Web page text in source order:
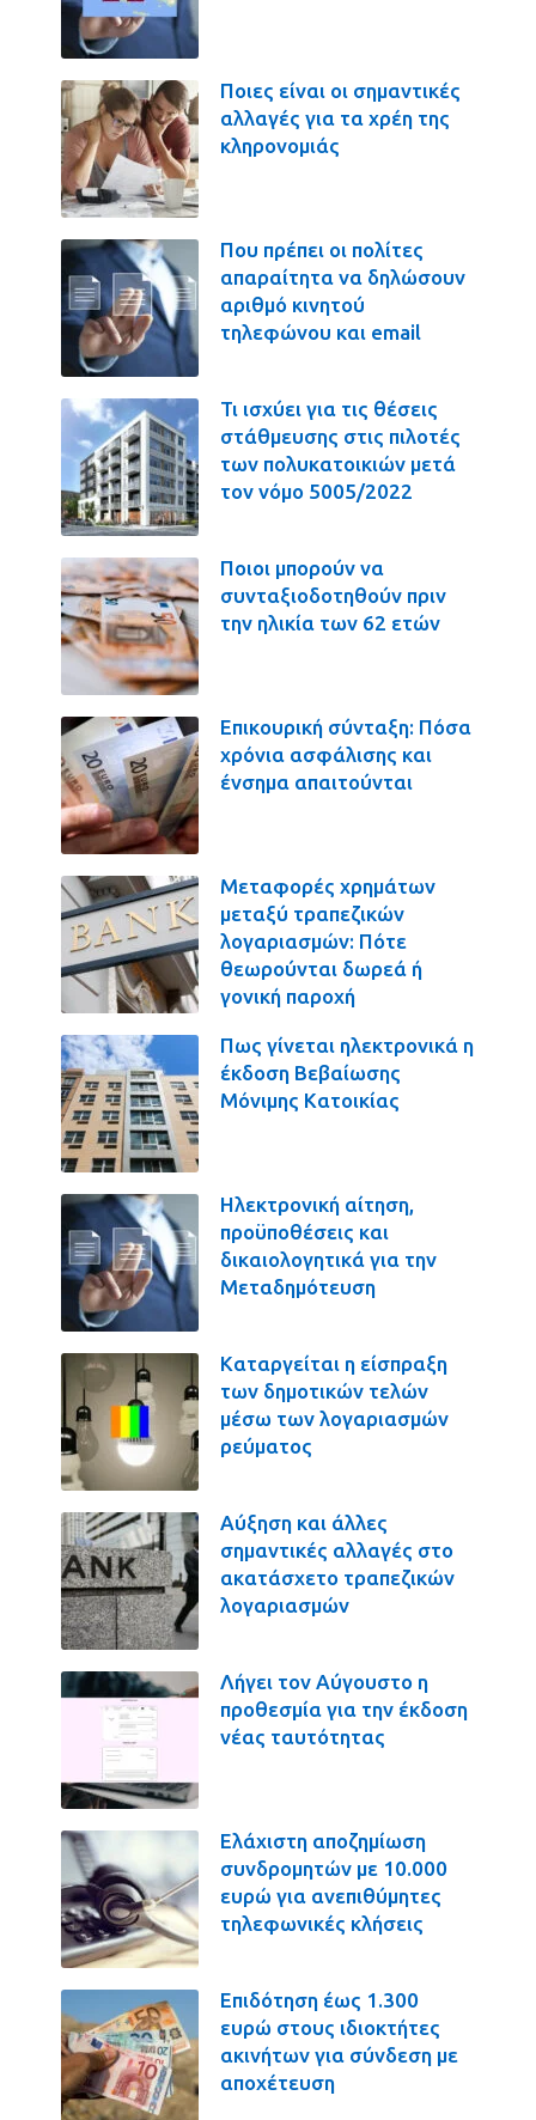
Ποιες είναι οι σημαντικές
αλλαγές για τα χρέη της
κληρονομιάς
Που πρέπει οι πολίτες
απαραίτητα να δηλώσουν
αριθμό κινητού
τηλεφώνου και email
Τι ισχύει για τις θέσεις
στάθμευσης στις πιλοτές
των πολυκατοικιών μετά
τον νόμο 5005/2022
Ποιοι μπορούν να
συνταξιοδοτηθούν πριν
την ηλικία των 62 ετών
Επικουρική σύνταξη: Πόσα
χρόνια ασφάλισης και
ένσημα απαιτούνται
Μεταφορές χρημάτων
μεταξύ τραπεζικών
λογαριασμών: Πότε
θεωρούνται δωρεά ή
γονική παροχή
Πως γίνεται ηλεκτρονικά η
έκδοση Βεβαίωσης
Μόνιμης Κατοικίας
Ηλεκτρονική αίτηση,
προϋποθέσεις και
δικαιολογητικά για την
Μεταδημότευση
Καταργείται η είσπραξη
των δημοτικών τελών
μέσω των λογαριασμών
ρεύματος
Αύξηση και άλλες
σημαντικές αλλαγές στο
ακατάσχετο τραπεζικών
λογαριασμών
Λήγει τον Αύγουστο η
προθεσμία για την έκδοση
νέας ταυτότητας
Ελάχιστη αποζημίωση
συνδρομητών με 10.000
ευρώ για ανεπιθύμητες
τηλεφωνικές κλήσεις
Επιδότηση έως 1.300
ευρώ στους ιδιοκτήτες
ακινήτων για σύνδεση με
αποχέτευση